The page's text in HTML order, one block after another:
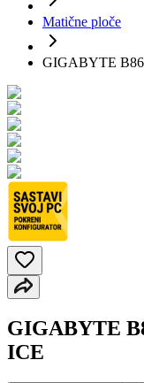
Matične ploče
GIGABYTE
GIGABYTE
ICE